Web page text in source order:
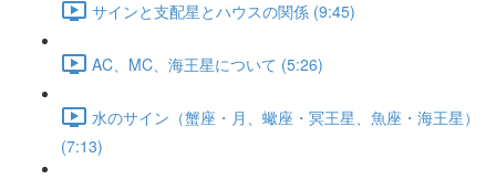
サインと支配星とハウスの関係 (9:45)
AC、MC、海王星について (5:26)
水のサイン（蟹座・月、蠍座・冥王星、魚座・海王星）
(7:13)